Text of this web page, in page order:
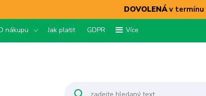
DOVOLENÁv termínu
nákupu Jak platit GDPR Více